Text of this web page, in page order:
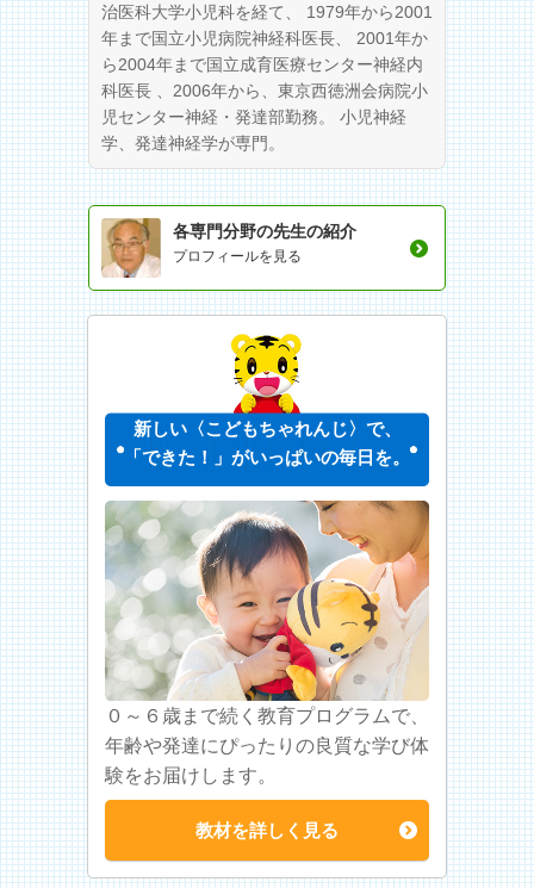
治医科大学小児科を経て、 1979年から2001
年まで国立小児病院神経科医長、 2001年か
ら2004年まで国立成育医療センター神経内
科医長 、2006年から、東京西徳洲会病院小
児センター神経・発達部勤務。 小児神経
学、発達神経学が専門。
各専門分野の先生の紹介
プロフィールを見る
新しい〈こどもちゃれんじ〉で、
「できた！」がいっぱいの毎日を。
０～６歳まで続く教育プログラムで、
年齢や発達にぴったりの良質な学び体
験をお届けします。
教材を詳しく見る